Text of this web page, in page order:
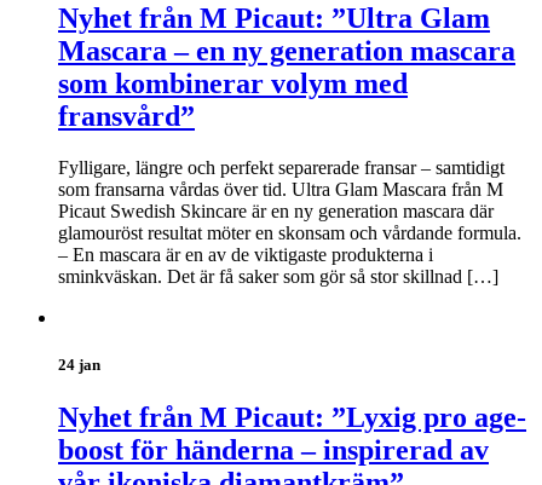
Nyhet från M Picaut: ”Ultra Glam
Mascara – en ny generation mascara
som kombinerar volym med
fransvård”
Fylligare, längre och perfekt separerade fransar – samtidigt
som fransarna vårdas över tid. Ultra Glam Mascara från M
Picaut Swedish Skincare är en ny generation mascara där
glamouröst resultat möter en skonsam och vårdande formula.
– En mascara är en av de viktigaste produkterna i
sminkväskan. Det är få saker som gör så stor skillnad […]
24 jan
Nyhet från M Picaut: ”Lyxig pro age-
boost för händerna – inspirerad av